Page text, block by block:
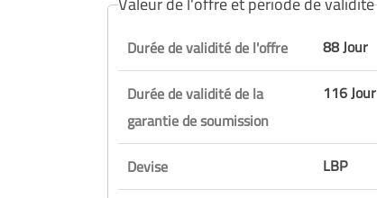
Durée de validité de l'offre
88 Jour
Durée de validité de la
garantie de soumission
116 Jour
Devise
LBP